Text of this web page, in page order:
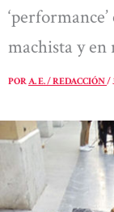
machista y
PORA. E. / REDACCIÓN/